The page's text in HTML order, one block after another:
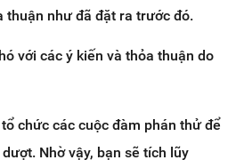
thuận như đã đặt ra trước đó.
với các ý kiến và thỏa thuận do
chức các cuộc đàm phán thử để
Nhờ vậy, bạn sẽ tích lũy